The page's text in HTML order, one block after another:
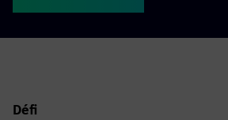
Défi